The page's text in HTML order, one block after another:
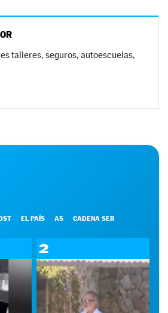
talleres, seguros, autoescuelas,
EL PAÍS AS CADENA SER
2